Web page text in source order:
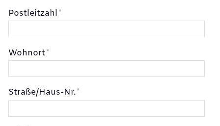
Postleitzahl*
Wohnort*
Straße/Haus-Nr.*